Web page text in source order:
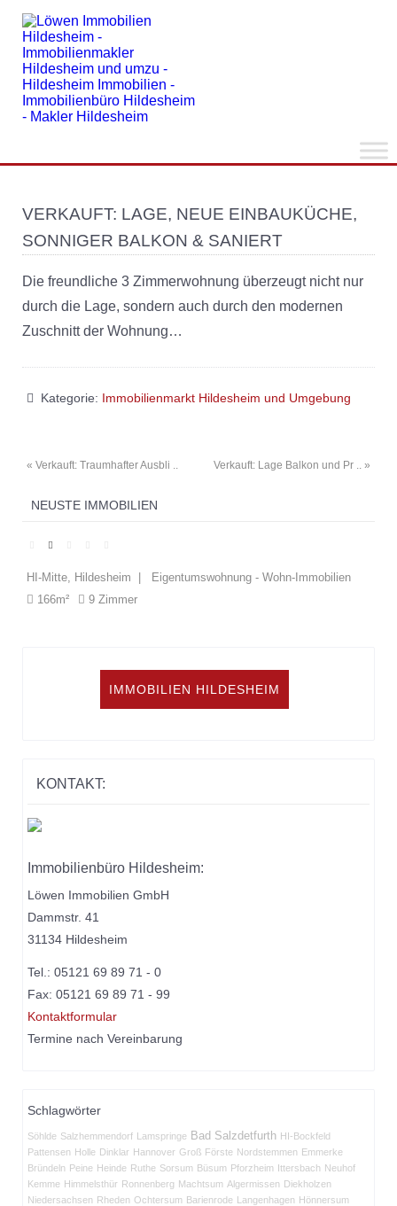
VERKAUFT: LAGE, NEUE EINBAUKÜCHE,
SONNIGER BALKON & SANIERT
Die freundliche 3 Zimmerwohnung überzeugt nicht nur
durch die Lage, sondern auch durch den modernen
Zuschnitt der Wohnung…
Kategorie: Immobilienmarkt Hildesheim und Umgebung
« Verkauft: Traumhafter Ausbli .. Verkauft: Lage Balkon und Pr .. »
NEUSTE IMMOBILIEN
HI-Mitte, Hildesheim | Eigentumswohnung - Wohn-Immobilien
166m²
9 Zimmer
IMMOBILIEN HILDESHEIM
KONTAKT:
Immobilienbüro Hildesheim:
Löwen Immobilien GmbH
Dammstr. 41
31134 Hildesheim
Tel.: 05121 69 89 71 - 0
Fax: 05121 69 89 71 - 99
Kontaktformular
Termine nach Vereinbarung
Schlagwörter
Söhlde Salzhemmendorf Lamspringe Bad Salzdetfurth HI-Bockfeld
Pattensen Holle Dinklar Hannover Groß Förste Nordstemmen Emmerke
Bründeln Peine Heinde Ruthe Sorsum Büsum Pforzheim Ittersbach Neuhof
Kemme Himmelsthür Ronnenberg Machtsum Algermissen Diekholzen
Niedersachsen Rheden Ochtersum Barienrode Langenhagen Hönnersum